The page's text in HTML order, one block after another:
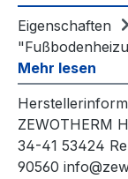
Eigenschaften
Mehr lesen
ZEWOTHERM
34-41 53424
90560